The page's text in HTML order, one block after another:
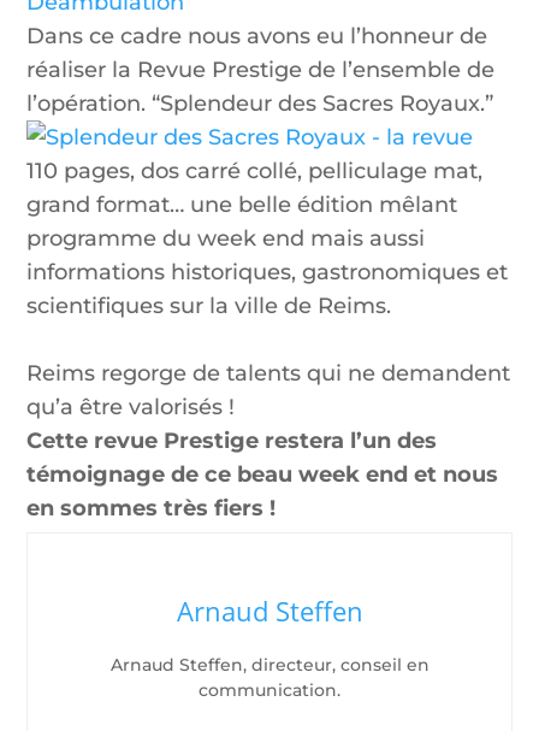
Dans ce cadre nous avons eu l’honneur de
réaliser la Revue Prestige de l’ensemble de
l’opération. “Splendeur des Sacres Royaux.”
110 pages, dos carré collé, pelliculage mat,
grand format… une belle édition mêlant
programme du week end mais aussi
informations historiques, gastronomiques et
scientifiques sur la ville de Reims.
Reims regorge de talents qui ne demandent
qu’a être valorisés !
Cette revue Prestige restera l’un des
témoignage de ce beau week end et nous
en sommes très fiers !
Arnaud Steffen
Arnaud Steffen, directeur, conseil en
communication.